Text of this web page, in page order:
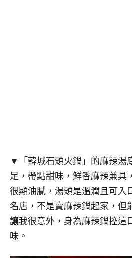
▼「韓城石頭火鍋」的麻辣湯
足，帶點甜味，鮮香麻辣兼具
很顯油膩，湯頭是溫潤且可入
名店，不是賣麻辣鍋起家，但
讓我很意外，身為麻辣鍋控這
味。